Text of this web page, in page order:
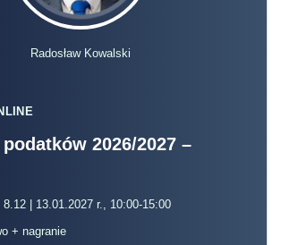
Radosław Kowalski
2026/2027 –
8.12 | 13.01.2027 r., 10:00-15:00
+ nagranie